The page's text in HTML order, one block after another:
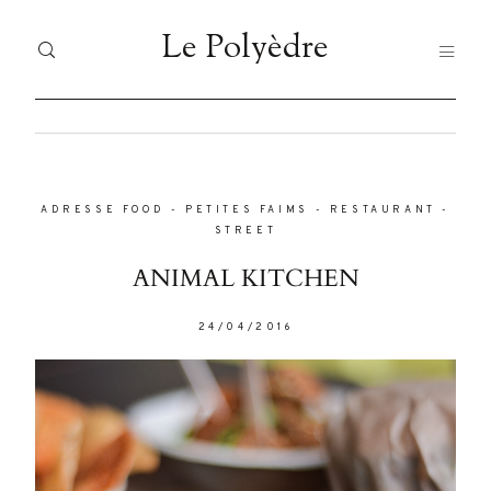
Le Polyèdre
ADRESSE FOOD - PETITES FAIMS - RESTAURANT -
STREET
ANIMAL KITCHEN
24/04/2016
Le Polyèdre
Tristique
quis risus
eget urna
mollis
ornare vel
VOYAGES
JAPAN
FOOD
LIFESTYLE